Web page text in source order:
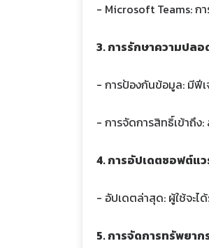
- Microsoft Teams: ก
3. การรักษาความปล
- การป้องกันข้อมูล: มีฟี
- การจัดการสิทธิ์เข้าถึง
4. การอัปเดตซอฟต์แ
- อัปเดตล่าสุด: ผู้ใช้จะไ
5. การจัดการทรัพยาก